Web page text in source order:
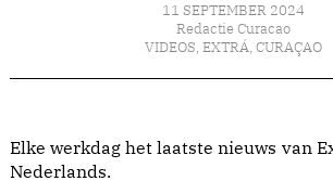
11 SEPTEMBER 2024
Redactie Curacao
VIDEOS, EXTRÁ, CURAÇAO
Elke werkdag het laatste nieuws van
Nederlands.